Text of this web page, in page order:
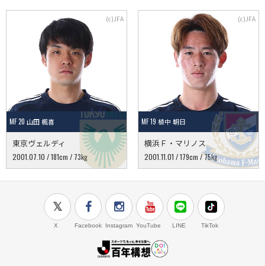
MF 20 山田 楓喜
東京ヴェルディ
2001.07.10 / 181cm / 73kg
MF 19 植中 朝日
横浜Ｆ・マリノス
2001.11.01 / 179cm / 75kg
X Facebook Instagram YouTube LINE TikTok